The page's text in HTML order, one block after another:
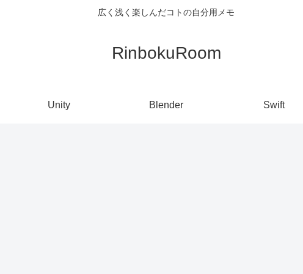
広く浅く楽しんだコトの自分用メモ
RinbokuRoom
Unity Blender Swift